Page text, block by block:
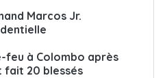
Marcos Jr.
feu à Colombo après
fait 20 blessés